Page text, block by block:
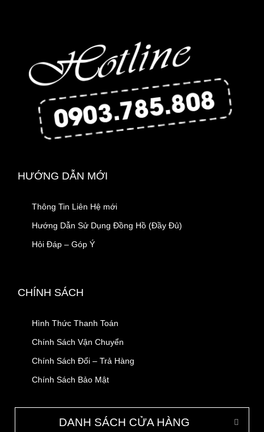
HƯỚNG DẪN MỚI
Thông Tin Liên Hệ mới
Hướng Dẫn Sử Dụng Đồng Hồ (Đầy Đủ)
Hỏi Đáp – Góp Ý
CHÍNH SÁCH
Hình Thức Thanh Toán
Chính Sách Vận Chuyển
Chính Sách Đổi – Trả Hàng
Chính Sách Bảo Mật
DANH SÁCH CỬA HÀNG